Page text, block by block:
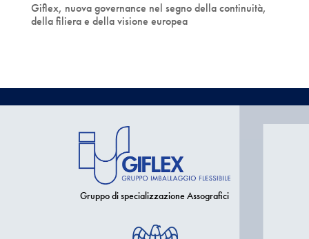
Giflex, nuova governance nel segno della continuità,
della filiera e della visione europea
Gruppo di specializzazione Assografici